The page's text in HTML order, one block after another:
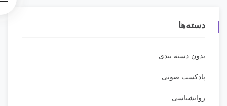
دسته‌ها
بدون دسته بندی
پادکست صوتی
روانشناسی